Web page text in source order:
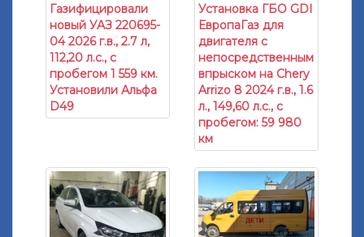
Газифицировали
новый УАЗ 220695-
04 2026 г.в., 2.7 л,
112,20 л.с., с
пробегом 1 559 км.
Установили Альфа
D49
Установка ГБО GDI
ЕвропаГаз для
двигателя с
непосредственным
впрыском на Chery
Arrizo 8 2024 г.в., 1.6
л., 149,60 л.с., с
пробегом: 59 980
км